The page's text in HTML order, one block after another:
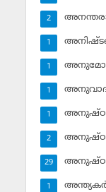
2
1
1
1
1
2
29
1